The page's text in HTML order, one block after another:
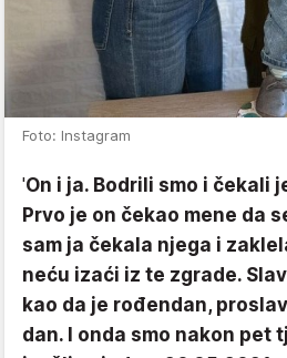
Foto: Instagram
'On i ja. Bodrili smo i čekali
Prvo je on čekao mene da
sam ja čekala njega i
neću izaći iz te zgrade.
kao da je rođendan,
dan. I onda smo nakon pet